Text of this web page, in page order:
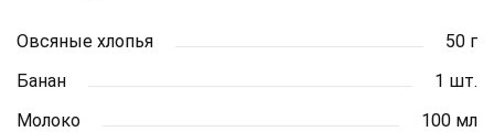
Овсяные хлопья
50 г
Банан
1 шт.
Молоко
100 мл